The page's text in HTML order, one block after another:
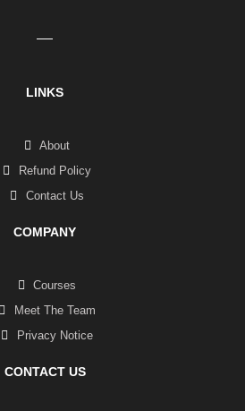
LINKS
About
Refund Policy
Contact Us
COMPANY
Courses
Meet The Team
Privacy Notice
CONTACT US